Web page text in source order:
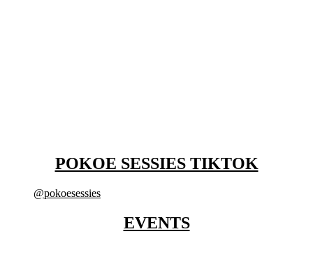
POKOE SESSIES TIKTOK
@pokoesessies
EVENTS